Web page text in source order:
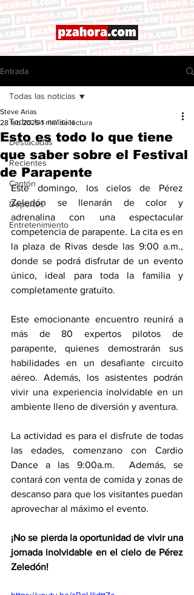
Entrada
Todas las noticias
Destacadas
Recientes
Cantón
Deportes
Entretenimiento
Todas las noticias
Esto es todo lo que tiene
que saber sobre el Festival
de Parapente
Steve Arias
28 feb 2025 1 min de lectura
Este domingo, los cielos de Pérez
Zeledón se llenarán de color y
adrenalina con una espectacular
competencia de parapente. La cita es en
la plaza de Rivas desde las 9:00 a.m.,
donde se podrá disfrutar de un evento
único, ideal para toda la familia y
completamente gratuito.
Este emocionante encuentro reunirá a
más de 80 expertos pilotos de
parapente, quienes demostrarán sus
habilidades en un desafiante circuito
aéreo. Además, los asistentes podrán
vivir una experiencia inolvidable en un
ambiente lleno de diversión y aventura.
La actividad es para el disfrute de todas
las edades, comenzano con Cardio
Dance a las 9:00a.m.  Además, se
contará con venta de comida y zonas de
descanso para que los visitantes puedan
aprovechar al máximo el evento.
¡No se pierda la oportunidad de vivir una
jornada inolvidable en el cielo de Pérez
Zeledón!